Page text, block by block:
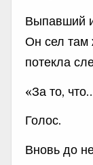
Выпавший
Он сел там
потекла
«За то,
Голос.
Вновь до